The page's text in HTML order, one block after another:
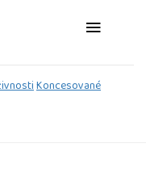
Koncesované